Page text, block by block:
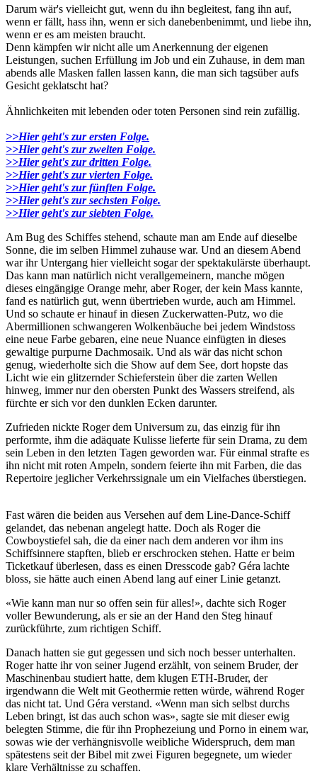
Darum wär's vielleicht gut, wenn du ihn begleitest, fang ihn auf,
wenn er fällt, hass ihn, wenn er sich danebenbenimmt, und liebe ihn,
wenn er es am meisten braucht.
Denn kämpfen wir nicht alle um Anerkennung der eigenen
Leistungen, suchen Erfüllung im Job und ein Zuhause, in dem man
abends alle Masken fallen lassen kann, die man sich tagsüber aufs
Gesicht geklatscht hat?
Ähnlichkeiten mit lebenden oder toten Personen sind rein zufällig.
>>Hier geht's zur ersten Folge.
>>Hier geht's zur zweiten Folge.
>>Hier geht's zur dritten Folge.
>>Hier geht's zur vierten Folge.
>>Hier geht's zur fünften Folge.
>>Hier geht's zur sechsten Folge.
>>Hier geht's zur siebten Folge.
Am Bug des Schiffes stehend, schaute man am Ende auf dieselbe
Sonne, die im selben Himmel zuhause war. Und an diesem Abend
war ihr Untergang hier vielleicht sogar der spektakulärste überhaupt.
Das kann man natürlich nicht verallgemeinern, manche mögen
dieses eingängige Orange mehr, aber Roger, der kein Mass kannte,
fand es natürlich gut, wenn übertrieben wurde, auch am Himmel.
Und so schaute er hinauf in diesen Zuckerwatten-Putz, wo die
Abermillionen schwangeren Wolkenbäuche bei jedem Windstoss
eine neue Farbe gebaren, eine neue Nuance einfügten in dieses
gewaltige purpurne Dachmosaik. Und als wär das nicht schon
genug, wiederholte sich die Show auf dem See, dort hopste das
Licht wie ein glitzernder Schieferstein über die zarten Wellen
hinweg, immer nur den obersten Punkt des Wassers streifend, als
fürchte er sich vor den dunklen Ecken darunter.
Zufrieden nickte Roger dem Universum zu, das einzig für ihn
performte, ihm die adäquate Kulisse lieferte für sein Drama, zu dem
sein Leben in den letzten Tagen geworden war. Für einmal strafte es
ihn nicht mit roten Ampeln, sondern feierte ihn mit Farben, die das
Repertoire jeglicher Verkehrssignale um ein Vielfaches überstiegen.
Fast wären die beiden aus Versehen auf dem Line-Dance-Schiff
gelandet, das nebenan angelegt hatte. Doch als Roger die
Cowboystiefel sah, die da einer nach dem anderen vor ihm ins
Schiffsinnere stapften, blieb er erschrocken stehen. Hatte er beim
Ticketkauf überlesen, dass es einen Dresscode gab? Géra lachte
bloss, sie hätte auch einen Abend lang auf einer Linie getanzt.
«Wie kann man nur so offen sein für alles!», dachte sich Roger
voller Bewunderung, als er sie an der Hand den Steg hinauf
zurückführte, zum richtigen Schiff.
Danach hatten sie gut gegessen und sich noch besser unterhalten.
Roger hatte ihr von seiner Jugend erzählt, von seinem Bruder, der
Maschinenbau studiert hatte, dem klugen ETH-Bruder, der
irgendwann die Welt mit Geothermie retten würde, während Roger
das nicht tat. Und Géra verstand. «Wenn man sich selbst durchs
Leben bringt, ist das auch schon was», sagte sie mit dieser ewig
belegten Stimme, die für ihn Prophezeiung und Porno in einem war,
sowas wie der verhängnisvolle weibliche Widerspruch, dem man
spätestens seit der Bibel mit zwei Figuren begegnete, um wieder
klare Verhältnisse zu schaffen.